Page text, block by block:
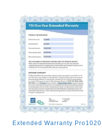
Extended Warranty Pro1020